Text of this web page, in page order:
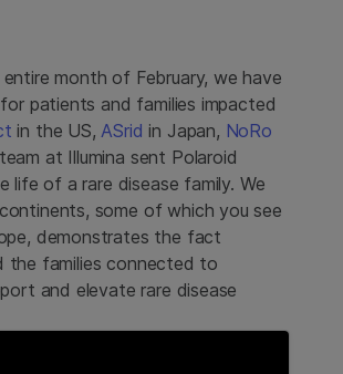
month of February, we have
patients and families impacted
in the US,ASrid in Japan, NoRo
at Illumina sent Polaroid
life of a rare disease family. We
some of which you see
demonstrates the fact
the families connected to
and elevate rare disease